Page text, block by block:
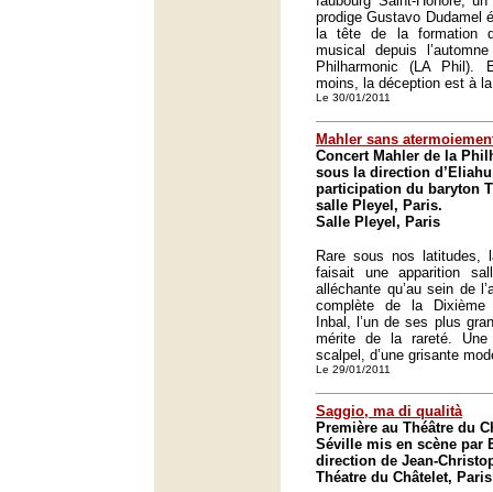
prodige Gustavo Dudamel
la tête de la formation
musical depuis
Philharmonic (LA Phil).
moins, la déception est à
Le 30/01/2011
Mahler sans
Concert Mahler de la
sous la direction
participation du baryton
salle Pleyel, Paris.
Salle Pleyel, Paris
Rare sous nos latitudes,
faisait une apparition
alléchante qu’au sein de
complète de la Dixième
Inbal, l’un de ses plus
mérite de la rareté. Une
scalpel, d’une grisante
Le 29/01/2011
Saggio, ma di qualità
Première au Théâtre du
Séville mis en scène par
direction de Jean-
Théatre du Châtelet, Paris